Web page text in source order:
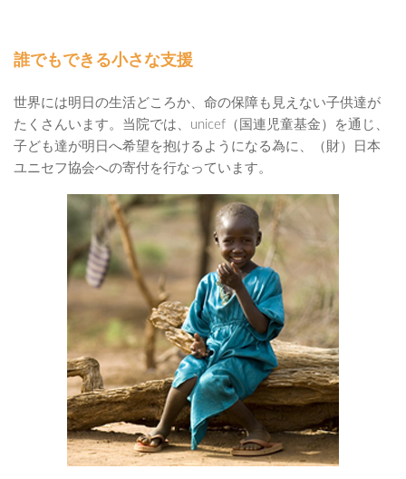
誰でもできる小さな支援
世界には明日の生活どころか、命の保障も見えない子供達が
たくさんいます。当院では、unicef（国連児童基金）を通じ、
子ども達が明日へ希望を抱けるようになる為に、（財）日本
ユニセフ協会への寄付を行なっています。